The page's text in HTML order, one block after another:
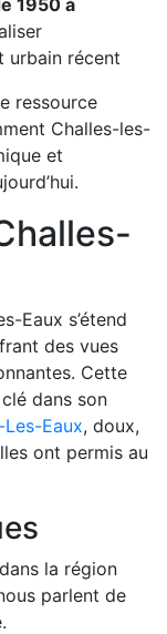
1950 à
urbain récent
ressource
Challes-les-
et
Eaux s’étend
des vues
Cette
dans son
Eaux, doux,
ont permis au
la région
parlent de